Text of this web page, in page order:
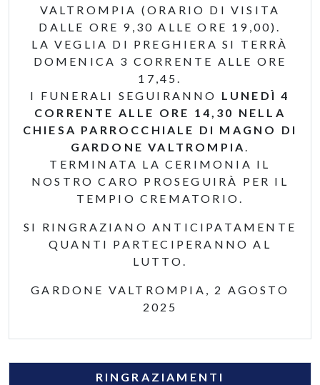
VALTROMPIA (ORARIO DI VISITA
DALLE ORE 9,30 ALLE ORE 19,00).
LA VEGLIA DI PREGHIERA SI TERRÀ
DOMENICA 3 CORRENTE ALLE ORE
17,45.
I FUNERALI SEGUIRANNO LUNEDÌ 4
CORRENTE ALLE ORE 14,30 NELLA
CHIESA PARROCCHIALE DI MAGNO DI
GARDONE VALTROMPIA.
TERMINATA LA CERIMONIA IL
NOSTRO CARO PROSEGUIRÀ PER IL
TEMPIO CREMATORIO.
SI RINGRAZIANO ANTICIPATAMENTE
QUANTI PARTECIPERANNO AL
LUTTO.
GARDONE VALTROMPIA, 2 AGOSTO
2025
RINGRAZIAMENTI